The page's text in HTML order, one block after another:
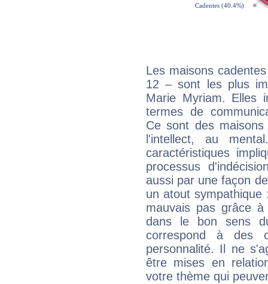
Les maisons
12 – sont les plus
Marie Myriam. Elles
termes de
Ce sont des
l'intellect, au
caractéristiques
processus
aussi par une façon
un atout
mauvais pas grâce
dans le bon sens
correspond à des
personnalité. Il ne
être mises en
votre thème qui